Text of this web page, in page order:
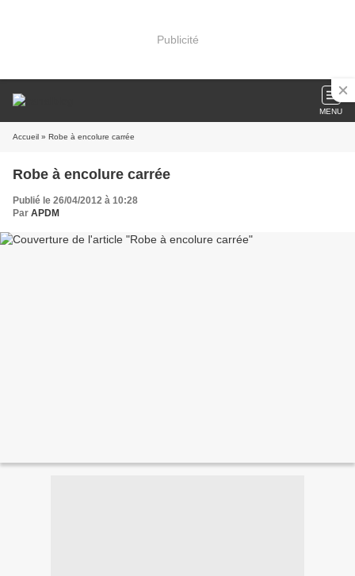
Publicité
MENU
Accueil » Robe à encolure carrée
Robe à encolure carrée
Publié le 26/04/2012 à 10:28
Par APDM